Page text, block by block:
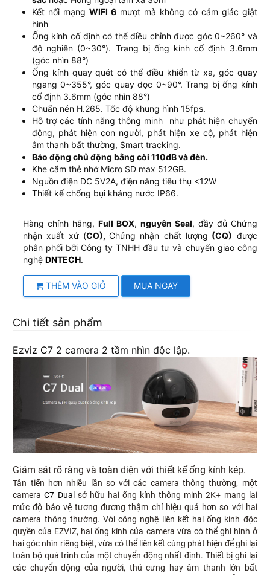
Kết nối mạng WIFI 6mượt mà không có cảm giác giật
hình
Ống kính cố định có thể điều chỉnh được góc 0~260° và
độ nghiên (0~30°). Trang bị ống kính cố định 3.6mm
(góc nhìn 88°)
Ống kính quay quét có thể điều khiển từ xa, góc quay
ngang 0~355°, góc quay dọc 0~90°. Trang bị ống kính
cố định 3.6mm (góc nhìn 88°)
Chuẩn nén H.265. Tốc độ khung hình 15fps.
Hỗ trợ các tính năng thông minh như phát hiện chuyển
động, phát hiện con người, phát hiện xe cộ, phát hiện
âm thanh bất thường, Smart tracking.
Báo động chủ động bằng còi 110dB và đèn.
Khe cắm thẻ nhớ Micro SD max 512GB.
Nguồn điện DC 5V2A, điện năng tiêu thụ <12W
Thiết kế chống bụi kháng nước IP66.
Hàng chính hãng, Full BOX, nguyên Seal, đầy đủ Chứng
nhận xuất xứ (CO),Chứng nhận chất lượng (CQ) được
phân phối bỡi Công ty TNHH đầu tư và chuyển giao công
nghệ DNTECH.
THÊM VÀO GIỎ MUA NGAY
Chi tiết sản phẩm
Ezviz C7 2 camera 2 tầm nhìn độc lập.
Giám sát rõ ràng và toàn diện với thiết kế ống kính kép.
Tân tiến hơn nhiều lần so với các camera thông thường, một
cameraC7 Dual sở hữu hai ống kính thông minh 2K+ mang lại
mức độ bảo vệ tương đương thậm chí hiệu quả hơn so với hai
camera thông thường. Với công nghệ liên kết hai ống kính độc
quyền của EZVIZ, hai ống kính của camera vừa có thể ghi hình ở
hai góc nhìn riêng biệt, vừa có thể liên kết cùng phát hiện để ghi lại
toàn bộ quá trình của một chuyển động nhất định. Thiết bị ghi lại
các chuyển động của người, thú cưng hay âm thanh lớn bất